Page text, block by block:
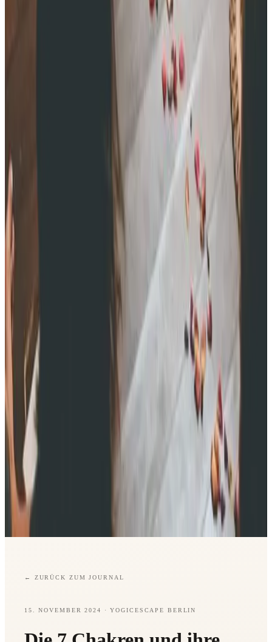
← ZURÜCK ZUM JOURNAL
15. NOVEMBER 2024 · YOGICESCAPE BERLIN